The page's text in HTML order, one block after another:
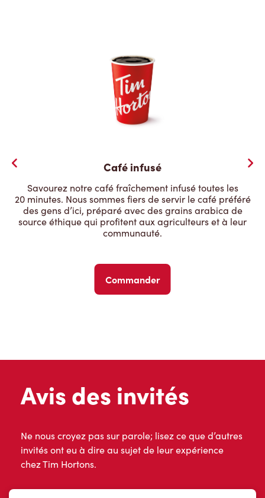
Café infusé
Savourez notre café fraîchement infusé toutes les
20 minutes. Nous sommes fiers de servir le café préféré
des gens d’ici, préparé avec des grains arabica de
source éthique qui profitent aux agriculteurs et à leur
communauté.
Commander
Avis des invités
Ne nous croyez pas sur parole; lisez ce que d’autres
invités ont eu à dire au sujet de leur expérience
chez Tim Hortons.